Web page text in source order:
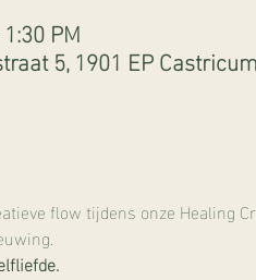
PM
5, 1901 EP
flow tijdens onze Healing